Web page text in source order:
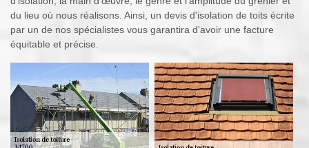
du lieu où nous réalisons. Ainsi, un devis d'isolation de toits écrite
par un de nos spécialistes vous garantira d'avoir une facture
équitable et précise.